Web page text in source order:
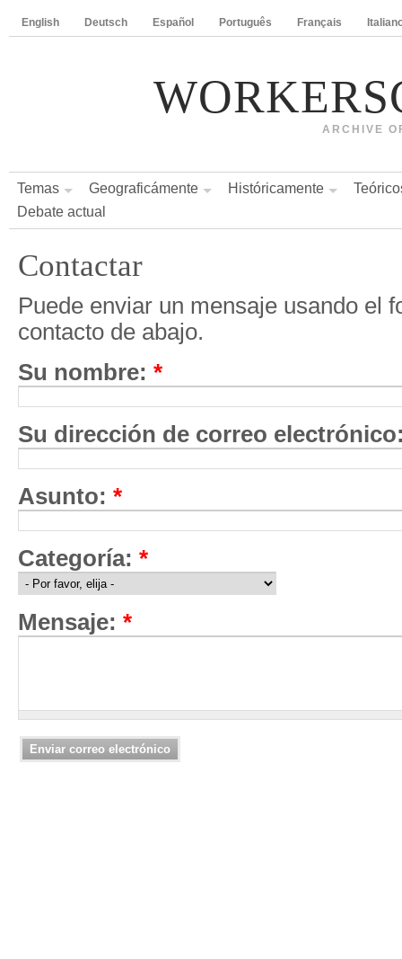
English Deutsch Español Português Français
ARCHIVE
Temas Geograficámente Históricamente
Debate actual
Contactar
Puede enviar un mensaje usando el
contacto de abajo.
Su nombre: *
Su dirección de correo
Asunto: *
Categoría: *
Mensaje: *